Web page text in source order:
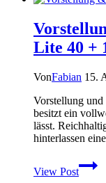
Lite 40 +
VonFabian 15.
Vorstellung
besitzt ein
lässt.
hinterlassen
View Post&